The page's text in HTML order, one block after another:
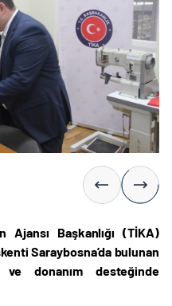
Başkanlığı (TİKA)
Saraybosna’da bulunan
ve donanım desteğinde